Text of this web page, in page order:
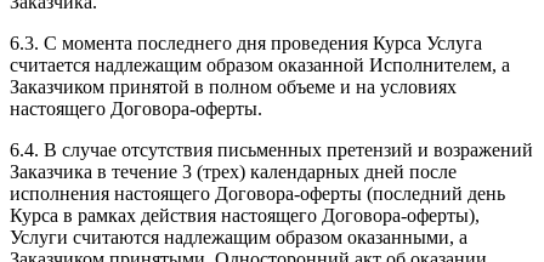
6.3. С момента последнего дня проведения Курса Услуга
считается надлежащим образом оказанной Исполнителем, а
Заказчиком принятой в полном объеме и на условиях
настоящего Договора-оферты.
6.4. В случае отсутствия письменных претензий и возражений
Заказчика в течение 3 (трех) календарных дней после
исполнения настоящего Договора-оферты (последний день
Курса в рамках действия настоящего Договора-оферты),
Услуги считаются надлежащим образом оказанными, а